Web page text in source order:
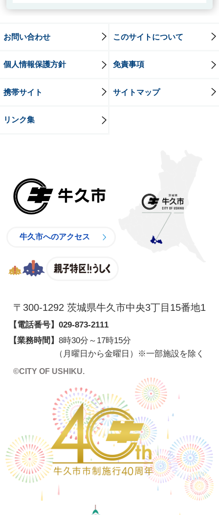
お問い合わせ このサイトについて
個人情報保護方針 免責事項
携帯サイト サイトマップ
リンク集
牛久市へのアクセス
〒300-1292 茨城県牛久市中央3丁目15番地1
【電話番号】 029-873-2111
【業務時間】 8時30分～17時15分
（月曜日から金曜日）※一部施設を除く
©CITY OF USHIKU.